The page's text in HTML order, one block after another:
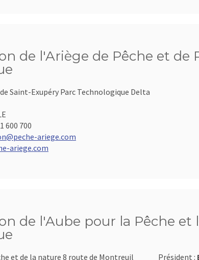
de l'Ariège de Pêche et de
Saint-Exupéry Parc Technologique Delta
600 700
ariege.com
ariege.com
de l'Aube pour la Pêche
et de la nature 8 route de Montreuil Président :